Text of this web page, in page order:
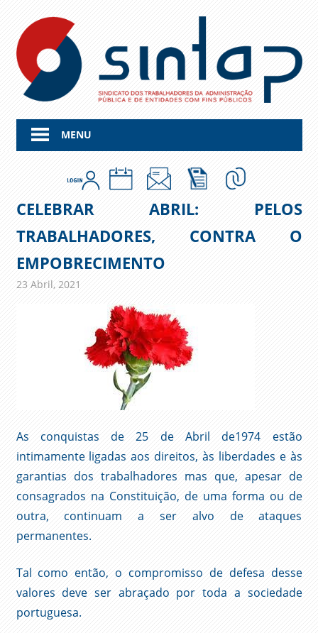
content
MENU
CELEBRAR ABRIL: PELOS
TRABALHADORES, CONTRA O
EMPOBRECIMENTO
23 Abril, 2021
As conquistas de 25 de Abril de1974 estão
intimamente ligadas aos direitos, às liberdades e às
garantias dos trabalhadores mas que, apesar de
consagrados na Constituição, de uma forma ou de
outra, continuam a ser alvo de ataques
permanentes.
Tal como então, o compromisso de defesa desse
valores deve ser abraçado por toda a sociedade
portuguesa.